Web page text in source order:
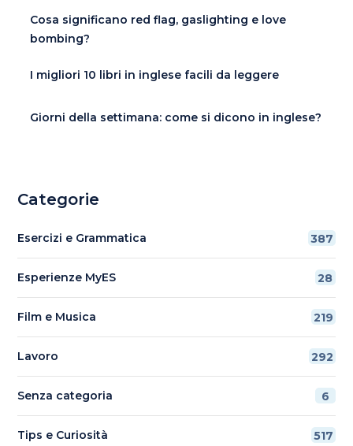
Cosa significano red flag, gaslighting e love
bombing?
I migliori 10 libri in inglese facili da leggere
Giorni della settimana: come si dicono in inglese?
Categorie
Esercizi e Grammatica 387
Esperienze MyES 28
Film e Musica 219
Lavoro 292
Senza categoria 6
Tips e Curiosità 517